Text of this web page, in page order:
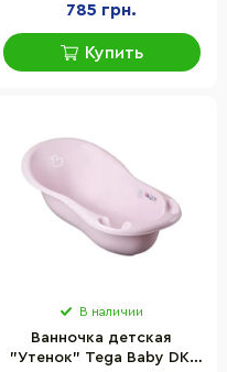
785 грн.
Купить
В наличии
Ванночка детская
"Утенок" Tega Baby DK-